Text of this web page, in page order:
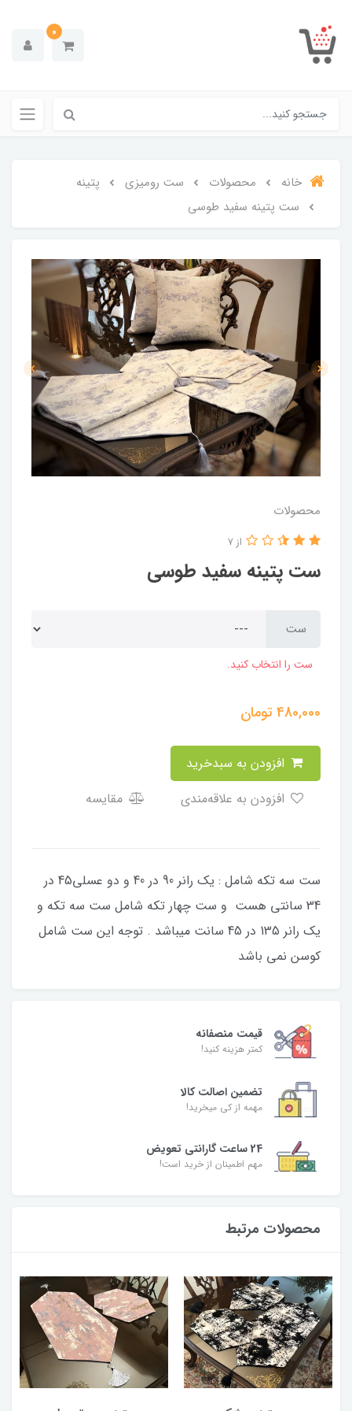
0
خانه محصولات ست رومیزی
پتینه
ست پتینه سفید طوسی
محصولات
ست پتینه سفید طوسی
از 7
ست
ست را انتخاب کنید.
480,000تومان
مقایسه
ست سه تکه شامل : یک رانر 90 در 40 و دو عسلی45 در
34 سانتی هست و ست چهار تکه شامل ست سه تکه و
یک رانر 135 در 45 سانت میباشد . توجه این ست شامل
کوسن نمی باشد
قیمت منصفانه
کمتر هزینه کنید!
تضمین اصالت کالا
مهمه از کی میخرید!
24 ساعت گارانتی تعویض
مهم اطمینان از خرید است!
محصولات مرتبط